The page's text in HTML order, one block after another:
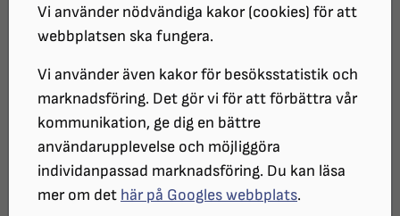
Vi använder nödvändiga kakor (cookies) för att
webbplatsen ska fungera.
Vi använder även kakor för besöksstatistik och
marknadsföring. Det gör vi för att förbättra vår
kommunikation, ge dig en bättre
användarupplevelse och möjliggöra
individanpassad marknadsföring. Du kan läsa
mer om det här på Googles webbplats.
KONSTHANTVERKARES FÖRENING
UTSTÄLLNINGSHISTORIK
UTSTÄLLNINGAR 2010-2019
Utställningar 2010-2019
2019
Stockholm Water Front, tema ”Spräng
gränserna” 1-3 maj